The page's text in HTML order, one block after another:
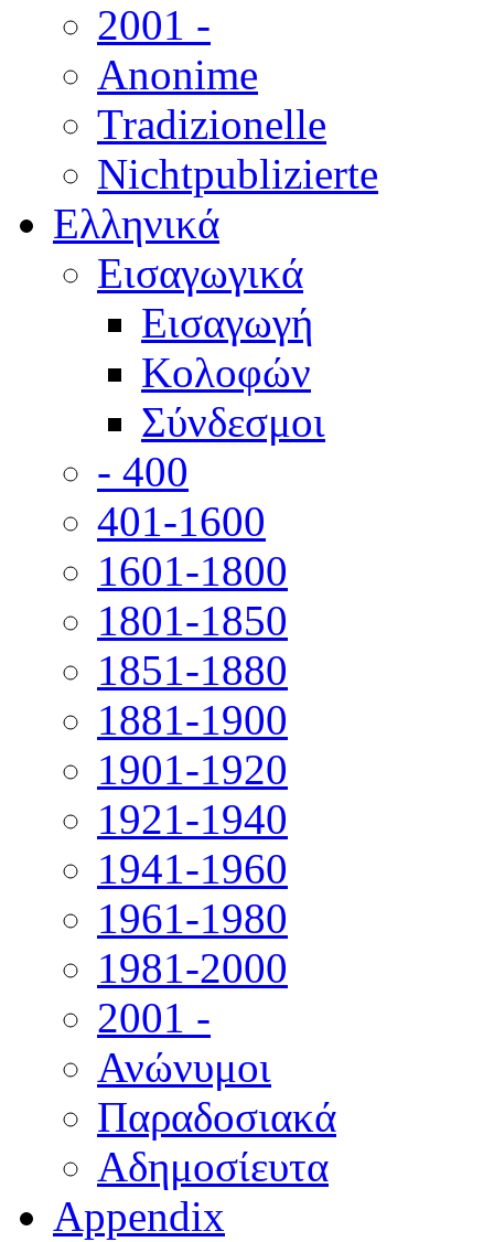
2001 -
Anonime
Tradizionelle
Nichtpublizierte
Ελληνικά
Εισαγωγικά
Εισαγωγή
Κολοφών
Σύνδεσμοι
- 400
401-1600
1601-1800
1801-1850
1851-1880
1881-1900
1901-1920
1921-1940
1941-1960
1961-1980
1981-2000
2001 -
Ανώνυμοι
Παραδοσιακά
Αδημοσίευτα
Appendix